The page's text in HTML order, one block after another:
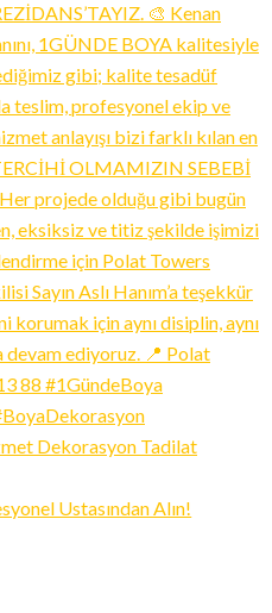
Ustasından Alın!